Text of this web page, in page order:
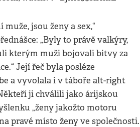
jsou ženy a sex,“
„Byly to právě valkýry,
kterým muži bojovali bitvy za
Její řeč byla posléze
a vyvolala i v táboře alt-right
ji chválili jako árijskou
„ženy jakožto motoru
pravé místo ženy ve společnosti.